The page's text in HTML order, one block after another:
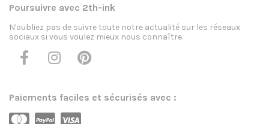
Poursuivre avec 2th-ink
N'oubliez pas de suivre toute notre actualité sur les réseaux
sociaux si vous voulez mieux nous connaître.
Paiements faciles et sécurisés avec :